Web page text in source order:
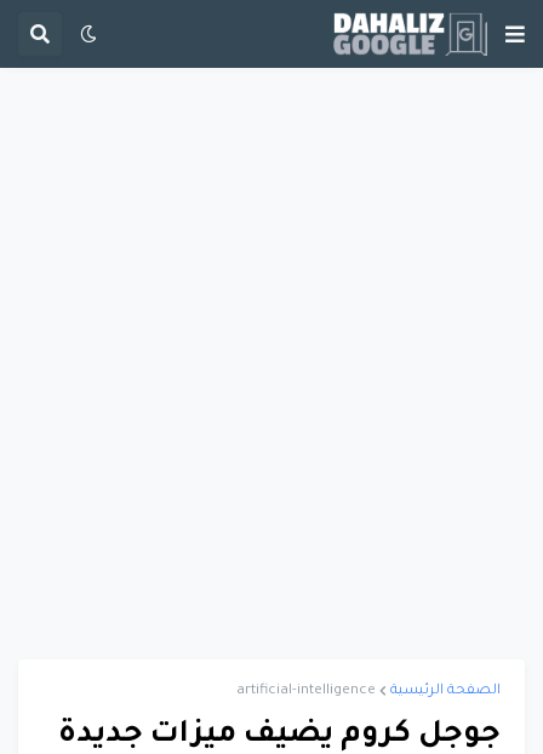
الصفحة الرئيسية artificial-intelligence
جوجل كروم يضيف ميزات جديدة